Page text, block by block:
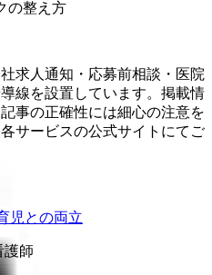
社求人通知・応募前相談・医院
線を設置しています。掲載情
事の正確性には細心の注意を
サービスの公式サイトにてご
児との両立
護師